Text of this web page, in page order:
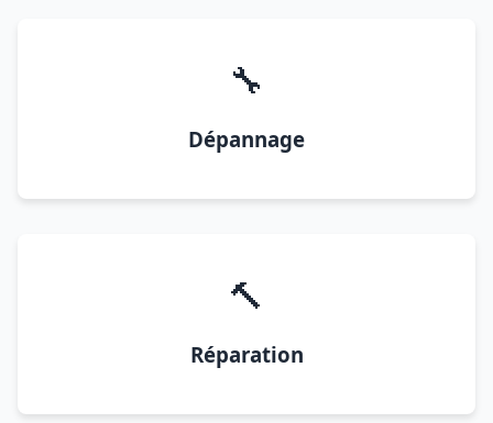
🔧
Dépannage
🔨
Réparation